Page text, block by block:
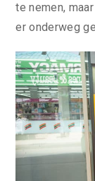
te nemen,
er onderweg